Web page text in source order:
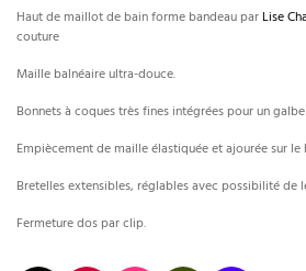
Haut de maillot de bain forme bandeau par Lise
couture
Maille balnéaire ultra-douce.
Bonnets à coques très fines intégrées pour un
Empiècement de maille élastiquée et ajourée sur le
Bretelles extensibles, réglables avec possibilité de
Fermeture dos par clip.